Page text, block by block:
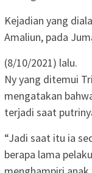
Kejadian yang
Amaliun, pada
(8/10/2021) lalu.
Ny yang ditemui
mengatakan
terjadi saat
“Jadi saat itu ia
berapa lama